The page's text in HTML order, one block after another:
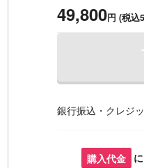
49,800円 (税込
銀行振込・クレジ
購入代金